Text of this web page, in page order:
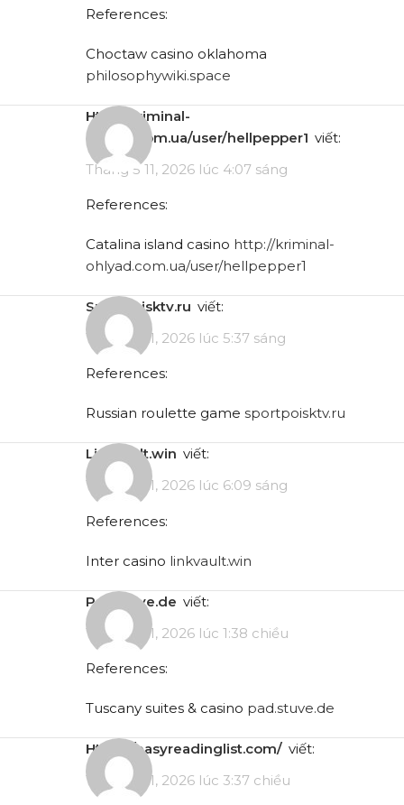
References:
Choctaw casino oklahoma
philosophywiki.space
http://kriminal-
ohlyad.com.ua/user/hellpepper1 viết:
Tháng 5 11, 2026 lúc 4:07 sáng
References:
Catalina island casino http://kriminal-
ohlyad.com.ua/user/hellpepper1
sportpoisktv.ru viết:
Tháng 5 11, 2026 lúc 5:37 sáng
References:
Russian roulette game sportpoisktv.ru
linkvault.win viết:
Tháng 5 11, 2026 lúc 6:09 sáng
References:
Inter casino linkvault.win
pad.stuve.de viết:
Tháng 5 11, 2026 lúc 1:38 chiều
References:
Tuscany suites & casino pad.stuve.de
https://easyreadinglist.com/ viết:
Tháng 5 11, 2026 lúc 3:37 chiều